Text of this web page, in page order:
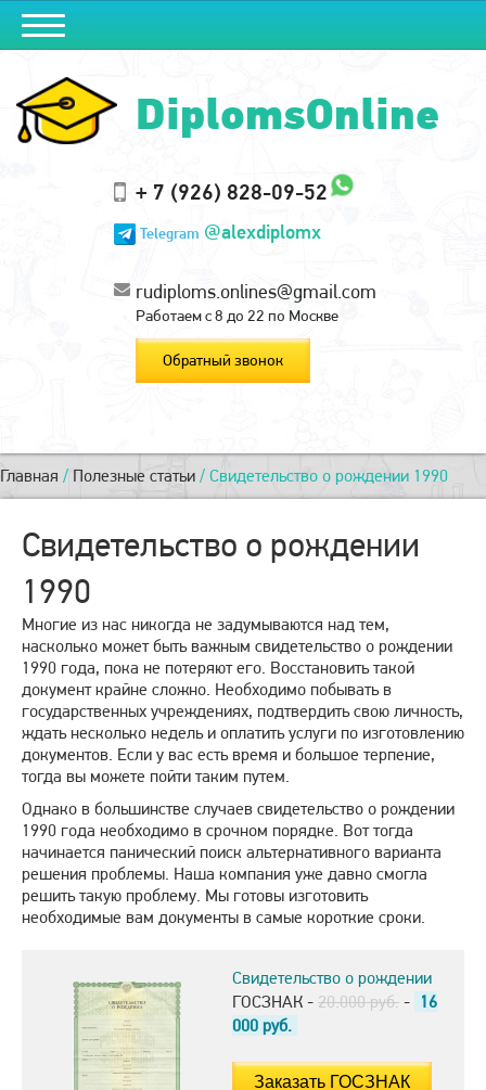
DiplomsOnline
+ 7 (926) 828-09-52
Telegram @alexdiplomx
rudiploms.onlines@gmail.com
Работаем с 8 до 22 по Москве
Обратный звонок
Главная / Полезные статьи / Свидетельство о рождении 1990
Свидетельство о рождении
1990
Многие из нас никогда не задумываются над тем,
насколько может быть важным свидетельство о рождении
1990 года, пока не потеряют его. Восстановить такой
документ крайне сложно. Необходимо побывать в
государственных учреждениях, подтвердить свою личность,
ждать несколько недель и оплатить услуги по изготовлению
документов. Если у вас есть время и большое терпение,
тогда вы можете пойти таким путем.
Однако в большинстве случаев свидетельство о рождении
1990 года необходимо в срочном порядке. Вот тогда
начинается панический поиск альтернативного варианта
решения проблемы. Наша компания уже давно смогла
решить такую проблему. Мы готовы изготовить
необходимые вам документы в самые короткие сроки.
Свидетельство о рождении
ГОСЗНАК - 20.000 руб. - 16
000 руб.